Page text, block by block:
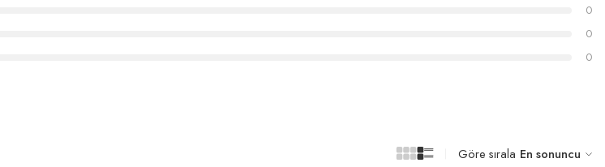
0
0
0
Göre sırala En sonuncu